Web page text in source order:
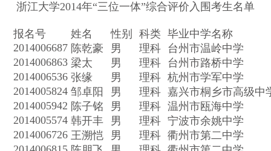
浙江大学2014年“三位一体”综合评价入围考生名单
报名号 姓名 性别 科类 毕业中学名称
2014006687 陈乾豪 男 理科 台州市温岭中学
2014006863 梁太 男 理科 台州市路桥中学
2014006536 张缘 男 理科 杭州市学军中学
2014005824 邹卓阳 男 理科 嘉兴市桐乡市高级中
2014005942 陈子铭 男 理科 温州市瓯海中学
2014005574 韩开丰 男 理科 宁波市余姚中学
2014006726 王溯恺 男 理科 衢州市第二中学